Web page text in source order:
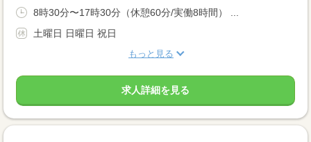
8時30分〜17時30分（休憩60分/実働8時間） ...
土曜日 日曜日 祝日
もっと見る
求人詳細を見る